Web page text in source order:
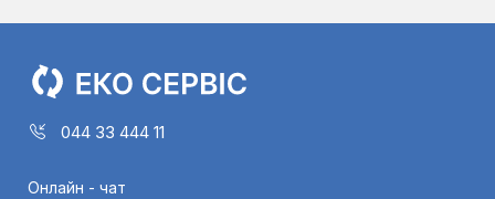
044 33 444 11
Онлайн - чат